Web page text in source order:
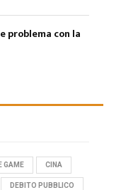
problema con la
GAME CINA
DEBITO PUBBLICO